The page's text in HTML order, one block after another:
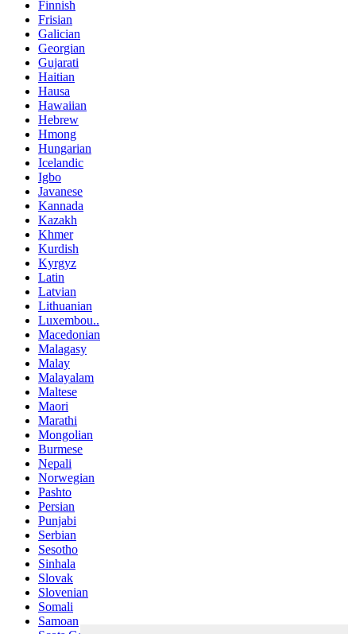
Finnish
Frisian
Galician
Georgian
Gujarati
Haitian
Hausa
Hawaiian
Hebrew
Hmong
Hungarian
Icelandic
Igbo
Javanese
Kannada
Kazakh
Khmer
Kurdish
Kyrgyz
Latin
Latvian
Lithuanian
Luxembou..
Macedonian
Malagasy
Malay
Malayalam
Maltese
Maori
Marathi
Mongolian
Burmese
Nepali
Norwegian
Pashto
Persian
Punjabi
Serbian
Sesotho
Sinhala
Slovak
Slovenian
Somali
Samoan